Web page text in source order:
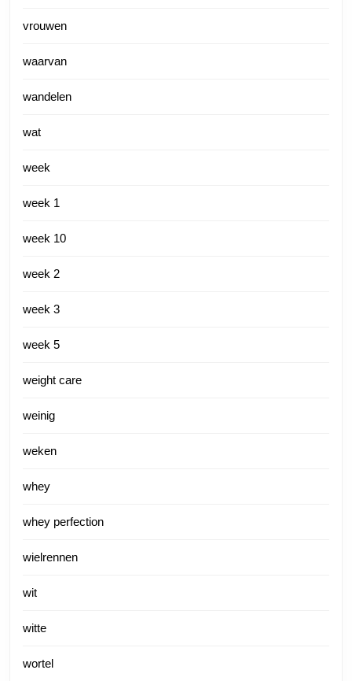
vrouwen
waarvan
wandelen
wat
week
week 1
week 10
week 2
week 3
week 5
weight care
weinig
weken
whey
whey perfection
wielrennen
wit
witte
wortel